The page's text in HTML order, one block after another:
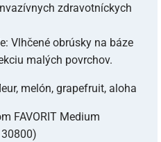
zdravotníckych
Vlhčené obrúsky na báze
malých povrchov.
melón, grapefruit, aloha
FAVORIT Medium